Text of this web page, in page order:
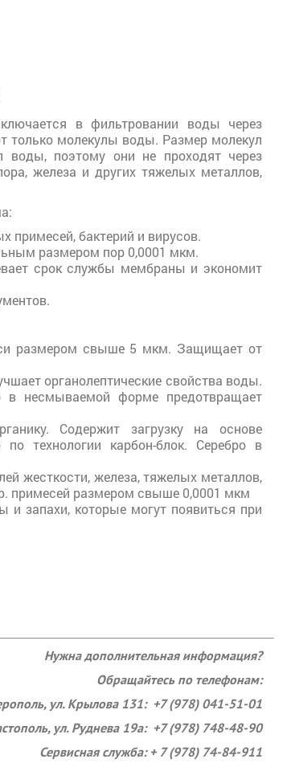
в фильтровании воды через
только молекулы воды. Размер молекул
воды, поэтому они не проходят через
железа и других тяжелых металлов,
примесей, бактерий и вирусов.
размером пор 0,0001 мкм.
срок службы мембраны и экономит
размером свыше 5 мкм. Защищает от
органолептические свойства воды.
в несмываемой форме предотвращает
Содержит загрузку на основе
технологии карбон-блок. Серебро в
жесткости, железа, тяжелых металлов,
примесей размером свыше 0,0001 мкм
запахи, которые могут появиться при
Нужна дополнительная информация?
Обращайтесь по телефонам:
ул. Крылова 131: +7 (978) 041-51-01
ул. Руднева 19а: +7 (978) 748-48-90
Сервисная служба: + 7 (978) 74-84-911